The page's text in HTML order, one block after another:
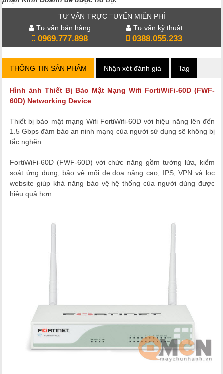
TƯ VẤN TRỰC TUYẾN MIỄN PHÍ
Tư vấn bán hàng
0969.777.898
Tư vấn kỹ thuật
0388.055.233
THÔNG TIN SẢN PHẨM Nhận xét đánh giá Tag
Hình ảnh Thiết Bị Bảo Mật Mạng Wifi FortiWiFi-60D (FWF-
60D) Networking Device
Thiết bị bảo mật mạng Wifi FortiWifi-60D với hiệu năng lên đến
1.5 Gbps đảm bảo an ninh mạng của người sử dụng sẽ không bị
tắc nghẽn.
FortiWiFi-60D (FWF-60D) với chức năng gồm tường lửa, kiểm
soát ứng dụng, bảo vệ mối đe dọa nâng cao, IPS, VPN và lọc
website giúp khả năng bảo vệ hệ thống của người dùng được
hiệu quả hơn.